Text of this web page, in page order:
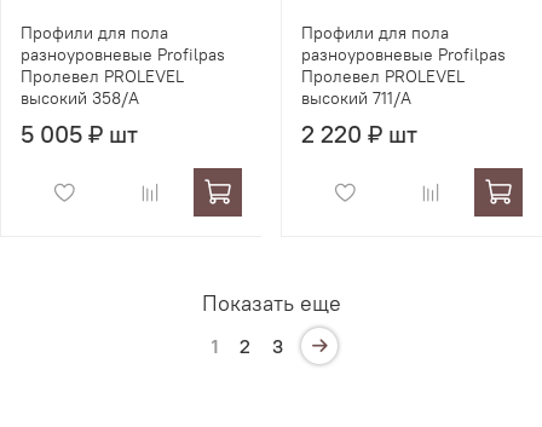
Профили для пола
разноуровневые Profilpas
Пролевел PROLEVEL
высокий 358/A
5 005 ₽ шт
Профили для пола
разноуровневые Profilpas
Пролевел PROLEVEL
высокий 711/A
2 220 ₽ шт
Показать еще
1 2 3